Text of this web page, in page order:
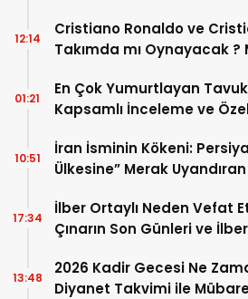
Cristiano Ronaldo ve
Takımda mı Oynayacak ?
12:14
En Çok Yumurtlayan
Kapsamlı İnceleme ve
01:21
İran İsminin Kökeni:
Ülkesine” Merak
10:51
İlber Ortaylı Neden Vefat
Çınarın Son Günleri ve
17:34
2026 Kadir Gecesi Ne
Diyanet Takvimi ile
13:48